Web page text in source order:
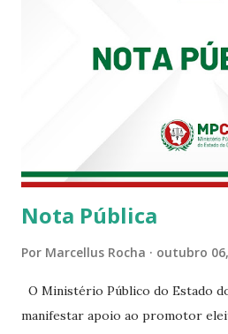
Nota Pública
Por Marcellus Rocha outubro
O Ministério Público do Estado
manifestar apoio ao promotor